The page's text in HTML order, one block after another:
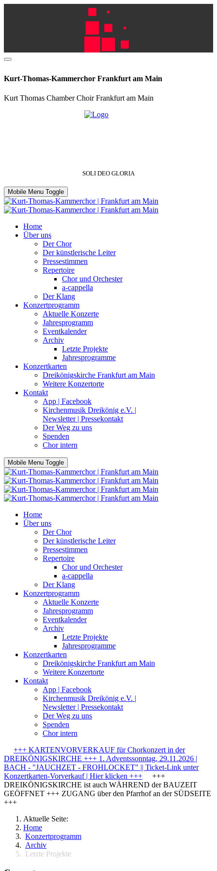
Kurt-Thomas-Kammerchor Frankfurt am Main
Kurt Thomas Chamber Choir Frankfurt am Main
SOLI DEO GLORIA
Mobile Menu Toggle
Home
Über uns
Der Chor
Der künstlerische Leiter
Pressestimmen
Repertoire
Chor und Orchester
a-cappella
Der Klang
Konzertprogramm
Aktuelle Konzerte
Jahresprogramm
Eventkalender
Archiv
Letzte Projekte
Jahresprogramme
Konzertkarten
Dreikönigskirche Frankfurt am Main
Weitere Konzertorte
Kontakt
App | Facebook
Kirchenmusik Dreikönig e.V. |
Newsletter | Pressekontakt
Der Weg zu uns
Spenden
Chor intern
Mobile Menu Toggle
Home
Über uns
Der Chor
Der künstlerische Leiter
Pressestimmen
Repertoire
Chor und Orchester
a-cappella
Der Klang
Konzertprogramm
Aktuelle Konzerte
Jahresprogramm
Eventkalender
Archiv
Letzte Projekte
Jahresprogramme
Konzertkarten
Dreikönigskirche Frankfurt am Main
Weitere Konzertorte
Kontakt
App | Facebook
Kirchenmusik Dreikönig e.V. |
Newsletter | Pressekontakt
Der Weg zu uns
Spenden
Chor intern
+++ KARTENVORVERKAUF für Chorkonzert in der
DREIKÖNIGSKIRCHE +++ 1. Adventssonntag, 29.11.2026 |
BACH - "JAUCHZET - FROHLOCKET" || Ticket-Link unter
Konzertkarten-Vorverkauf | Hier klicken +++ +++
DREIKÖNIGSKIRCHE ist auch WÄHREND der BAUZEIT
GEÖFFNET +++ ZUGANG über den Pfarrhof an der SÜDSEITE
+++
Aktuelle Seite:
Home
Konzertprogramm
Archiv
Letzte Projekte